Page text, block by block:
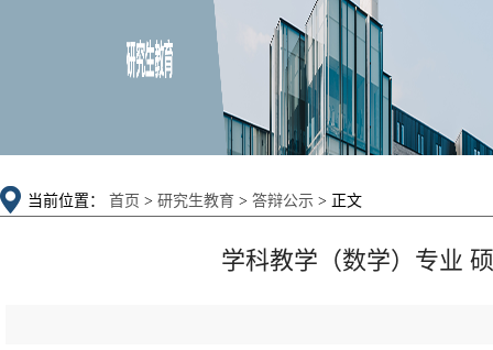
当前位置： 首页 > 研究生教育 > 答辩公示 > 正文
学科教学（数学）专业